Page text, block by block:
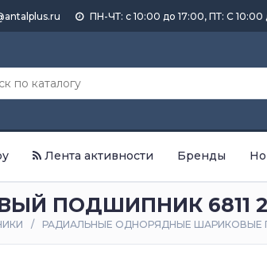
ПН-ЧТ: с 10:00 до 17:00, ПТ: С 10:00
Лента активности Бренды
ПОДШИПНИК 6811
РАДИАЛЬНЫЕ ОДНОРЯДНЫЕ ШАРИКОВЫЕ